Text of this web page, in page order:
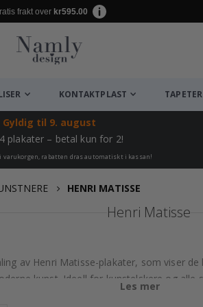
frakt over kr595.00
KONTAKTPLAST TAPETER
Gyldig til 9. august
plakater – betal kun for 2!
varukorgen, rabatten dras automatiskt i kassan!
HENRI MATISSE
Henri Matisse
av Henri Matisse-plakater, som viser
kunst. Ideell for kunstelskere og
Les mer